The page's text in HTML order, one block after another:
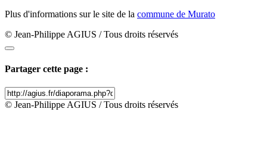
Plus d'informations sur le site de la commune de Murato
© Jean-Philippe AGIUS / Tous droits réservés
Partager cette page :
© Jean-Philippe AGIUS / Tous droits réservés